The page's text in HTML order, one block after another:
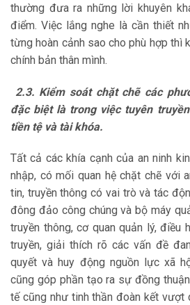
thường đưa ra những lời khuyên
điểm. Việc lắng nghe là cần thiết
từng hoàn cảnh sao cho phù hợp thì
chính bản thân mình.
2.3. Kiểm soát chặt chẽ các
đặc biệt là trong việc tuyên
tiền tệ và tài khóa.
Tất cả các khía cạnh của an ninh
nhập, có mối quan hệ chặt chẽ với
tin, truyền thông có vai trò và tác
đông đảo công chúng và bộ máy
truyền thông, cơ quan quản lý, điều
truyền, giải thích rõ các vấn đề
quyết và huy động nguồn lực xã
cũng góp phần tạo ra sự đồng
tế cũng như tinh thần đoàn kết vượt